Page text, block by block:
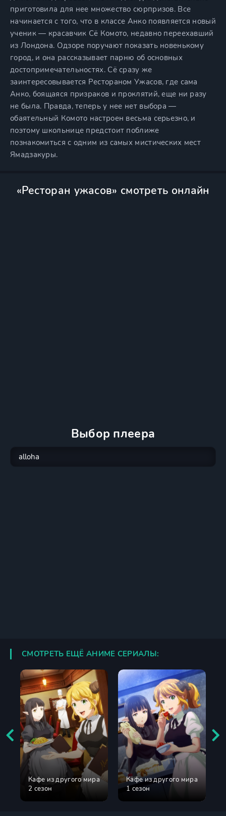
приготовила для нее множество сюрпризов. Все
начинается с того, что в классе Анко появляется новый
ученик — красавчик Сё Комото, недавно переехавший
из Лондона. Одзоре поручают показать новенькому
город, и она рассказывает парню об основных
достопримечательностях. Сё сразу же
заинтересовывается Рестораном Ужасов, где сама
Анко, боящаяся призраков и проклятий, еще ни разу
не была. Правда, теперь у нее нет выбора —
обаятельный Комото настроен весьма серьезно, и
поэтому школьнице предстоит поближе
познакомиться с одним из самых мистических мест
Ямадзакуры.
«Ресторан ужасов» смотреть онлайн
Выбор плеера
СМОТРЕТЬ ЕЩЁ АНИМЕ СЕРИАЛЫ:
Кафе из другого мира
2 сезон
Кафе из другого мира
1 сезон